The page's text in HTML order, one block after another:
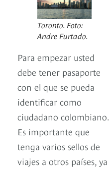
Toronto. Foto:
Andre Furtado.
Para empezar usted
debe tener pasaporte
con el que se pueda
identificar como
ciudadano colombiano.
Es importante que
tenga varios sellos de
viajes a otros países, ya